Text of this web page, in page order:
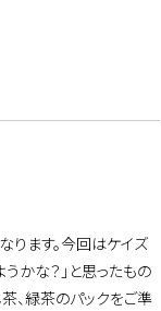
ります。今回はケイズ
かな？」と思ったもの
、緑茶のパックをご準